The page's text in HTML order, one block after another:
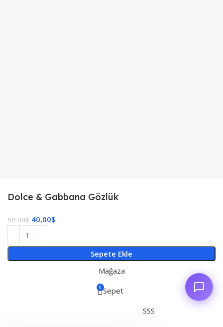
Dolce & Gabbana Gözlük
50,00$ 40,00$
Sepete Ekle
Mağaza
0 Sepet
SSS